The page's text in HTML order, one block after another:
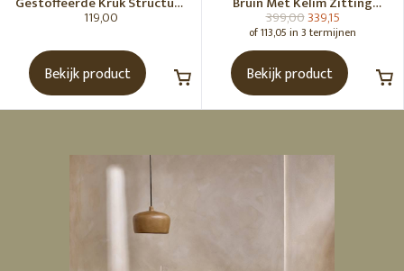
Stof Karamelbruin [Fsc]
119,00
Bekijk product
Naturel
399,00339,15
of 113,05 in 3 termijnen
Bekijk product